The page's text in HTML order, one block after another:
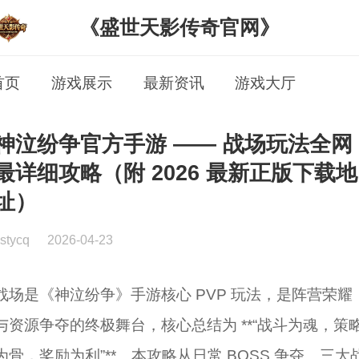
《盛世天影传奇官网》
页 游戏展示 最新资讯 游戏大厅
泣纷争官方手游 —— 战场玩法全网
详细攻略（附 2026 最新正版下载地
）
2026-04-23
场是《神泣纷争》手游核心 PVP 玩法，是阵营荣耀
资源争夺的终极舞台，核心总结为 **“战斗为魂，策
骨，奖励为利”**。本攻略从日常 BOSS 争夺、三大